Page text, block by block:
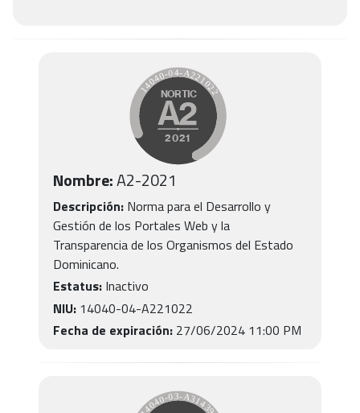
Nombre:A2-2021
Descripción: Norma para el Desarrollo y
Gestión de los Portales Web y la
Transparencia de los Organismos del Estado
Dominicano.
Estatus: Inactivo
NIU: 14040-04-A221022
Fecha de expiración: 27/06/2024 11:00 PM